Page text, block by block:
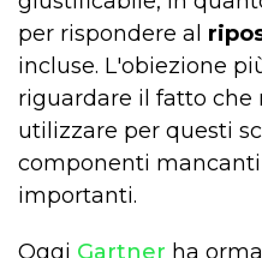
per rispondere al
incluse. L'obiezione
riguardare il fatto che
utilizzare per questi
componenti mancanti
importanti.
Oggi Gartner ha